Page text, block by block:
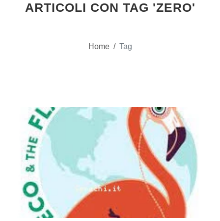
ARTICOLI CON TAG 'ZERO'
Home / Tag